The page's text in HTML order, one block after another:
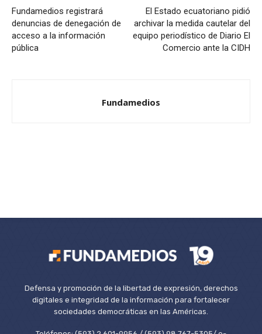
Fundamedios registrará
denuncias de denegación de
acceso a la información
pública
El Estado ecuatoriano pidió
archivar la medida cautelar del
equipo periodístico de Diario El
Comercio ante la CIDH
Fundamedios
Defensa y promoción de la libertad de expresión, derechos
digitales e integridad de la información para fortalecer
sociedades democráticas en las Américas.